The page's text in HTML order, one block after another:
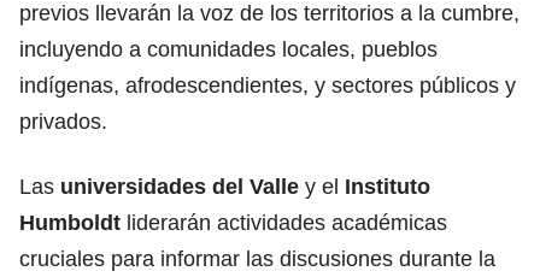
previos llevarán la voz de los territorios a la cumbre,
incluyendo a comunidades locales, pueblos
indígenas, afrodescendientes, y sectores públicos y
privados.
Las universidades del Valle y el Instituto
Humboldt liderarán actividades académicas
cruciales para informar las discusiones durante la